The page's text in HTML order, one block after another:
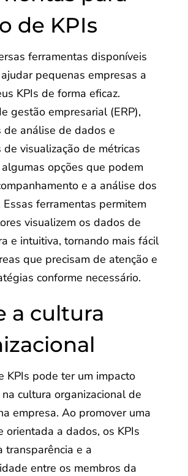
de KPIs
ferramentas disponíveis
pequenas empresas a
KPIs de forma eficaz.
gestão empresarial (ERP),
de análise de dados e
visualização de métricas
opções que podem
e a análise dos
Essas ferramentas permitem
visualizem os dados de
e intuitiva, tornando mais fácil
que precisam de atenção e
conforme necessário.
a cultura
KPIs pode ter um impacto
cultura organizacional de
empresa. Ao promover uma
orientada a dados, os KPIs
transparência e a
entre os membros da